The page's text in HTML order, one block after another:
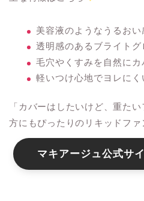
美容液のようなうるおい
透明感のあるブライトグ
毛穴やくすみを自然にカ
軽いつけ心地でヨレにく
「カバーはしたいけど、重た
方にもぴったりのリキッドフ
マキアージュ公式サ